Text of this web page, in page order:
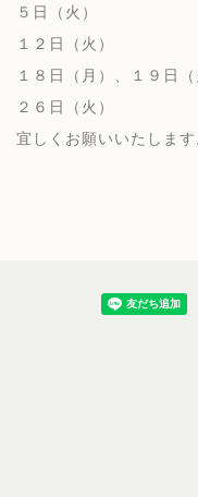
５日（火）
１２日（火）
１８日（月）、１９日（
２６日（火）
宜しくお願いいたします